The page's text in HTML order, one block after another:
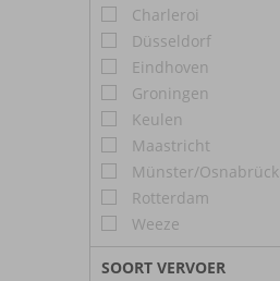
Charleroi
Düsseldorf
Eindhoven
Groningen
Keulen
Maastricht
Münster/Osnabrück
Rotterdam
Weeze
SOORT VERVOER